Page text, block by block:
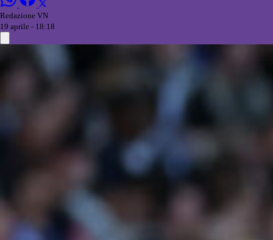
Redazione VN
19 aprile - 18:18